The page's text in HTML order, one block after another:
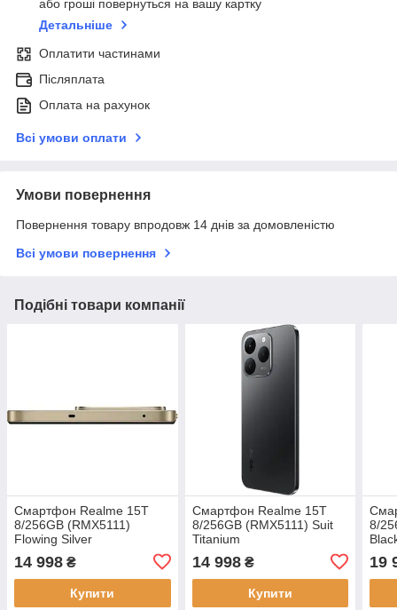
або гроші повернуться на вашу картку
Детальніше
Оплатити частинами
Післяплата
Оплата на рахунок
Всі умови оплати
Умови повернення
Повернення товару впродовж 14 днів за домовленістю
Всі умови повернення
Подібні товари компанії
Смартфон Realme 15T
8/256GB (RMX5111)
Flowing Silver
14 998 ₴
Купити
Смартфон Realme 15T
8/256GB (RMX5111) Suit
Titanium
14 998₴
Купити
8/
19